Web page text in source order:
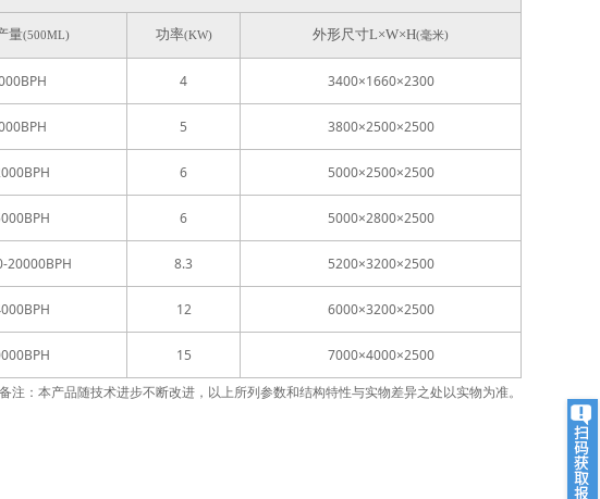
量(500ML) 功率(KW) 外形尺寸L×W×H(毫米)
4 3400×1660×2300
5 3800×2500×2500
6 5000×2500×2500
6 5000×2800×2500
20000BPH 8.3 5200×3200×2500
12 6000×3200×2500
15 7000×4000×2500
备注：本产品随技术进步不断改进，以上所列参数和结构特性与实物差异之处以实物为准。